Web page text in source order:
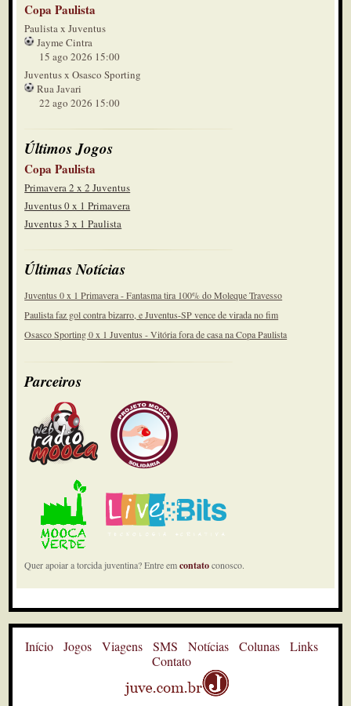
Copa Paulista
Paulista x Juventus
Jayme Cintra
15 ago 2026 15:00
Juventus x Osasco Sporting
Rua Javari
22 ago 2026 15:00
Últimos Jogos
Copa Paulista
Primavera 2 x 2 Juventus
Juventus 0 x 1 Primavera
Juventus 3 x 1 Paulista
Últimas Notícias
Juventus 0 x 1 Primavera - Fantasma tira 100% do Moleque Travesso
Paulista faz gol contra bizarro, e Juventus-SP vence de virada no fim
Osasco Sporting 0 x 1 Juventus - Vitória fora de casa na Copa Paulista
Parceiros
Quer apoiar a torcida juventina? Entre emcontatoconosco.
Início Jogos Viagens SMS Notícias Colunas
Links
Contato